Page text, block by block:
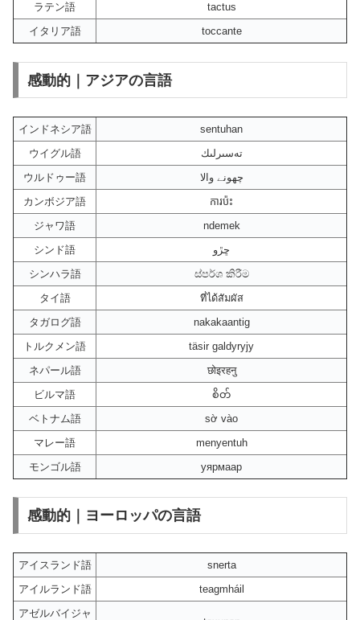
ラテン語
tactus
イタリア語
toccante
感動的｜アジアの言語
インドネシア語
sentuhan
ウイグル語
تەسىرلىك
ウルドゥー語
چھونے والا
カンボジア語
ការប៉ះ
ジャワ語
ndemek
シンド語
ڇڙو
シンハラ語
ස්පර්ශ කිරීම
タイ語
ที่ได้สัมผัส
タガログ語
nakakaantig
トルクメン語
täsir galdyryjy
ネパール語
छोइरहनु
ビルマ語
စိတ်
ベトナム語
sờ vào
マレー語
menyentuh
モンゴル語
уярмаар
感動的｜ヨーロッパの言語
アイスランド語
snerta
アイルランド語
teagmháil
アゼルバイジャ